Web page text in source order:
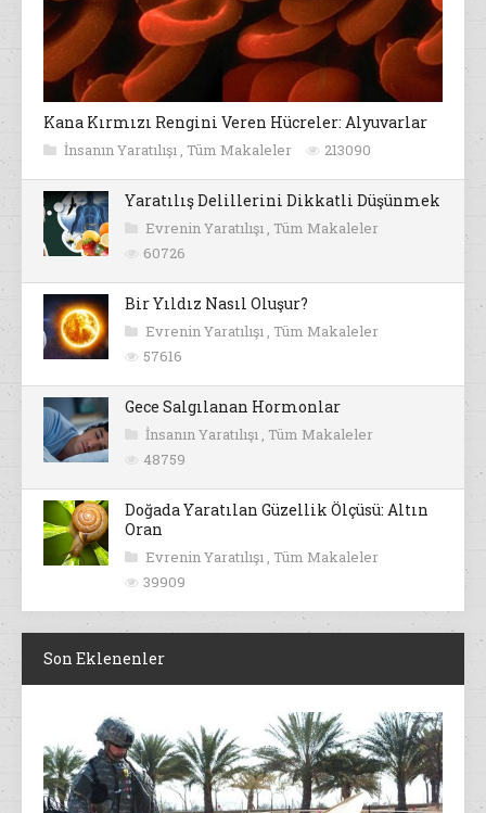
Kana Kırmızı Rengini Veren Hücreler: Alyuvarlar
İnsanın Yaratılışı , Tüm Makaleler 213090
Yaratılış Delillerini Dikkatli Düşünmek
Evrenin Yaratılışı , Tüm Makaleler
60726
Bir Yıldız Nasıl Oluşur?
Evrenin Yaratılışı , Tüm Makaleler
57616
Gece Salgılanan Hormonlar
İnsanın Yaratılışı , Tüm Makaleler
48759
Doğada Yaratılan Güzellik Ölçüsü: Altın
Oran
Evrenin Yaratılışı , Tüm Makaleler
39909
Son Eklenenler